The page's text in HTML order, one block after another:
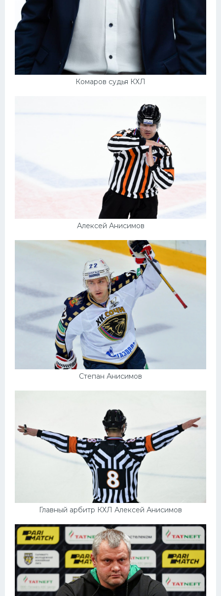
Комаров судья КХЛ
Алексей Анисимов
Степан Анисимов
Главный арбитр КХЛ Алексей Анисимов